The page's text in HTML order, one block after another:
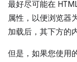
最好尽可能在
属性，以便浏览器
加载后，其下方的
但是，如果您使用